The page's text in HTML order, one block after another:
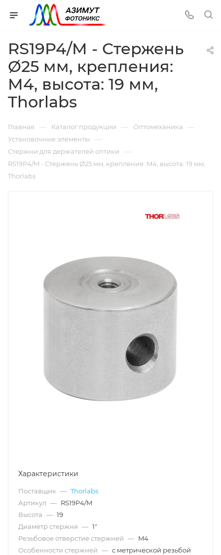
RS19P4/M - Стержень
Ø25 мм, крепления:
M4, высота: 19 мм,
Thorlabs
Главная — Каталог продукции — Оптомеханика —
Установочные элементы —
Стержни для держателей оптики —
RS19P4/M - Стержень Ø25 мм, крепления: M4, высота: 19 мм,
Thorlabs
Характеристики
Поставщик — Thorlabs
Артикул — RS19P4/M
Высота — 19
Диаметр стержня — 1"
Резьбовое отверстие стержней — M4
Особенности стержней — с метрической резьбой